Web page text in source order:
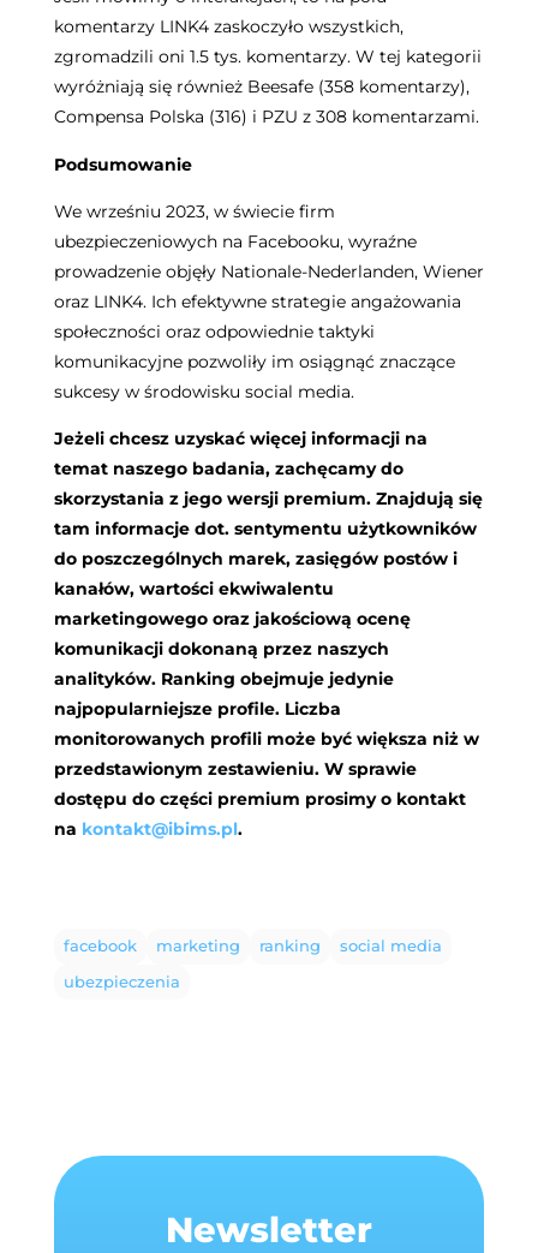
komentarzy LINK4 zaskoczyło wszystkich,
zgromadzili oni 1.5 tys. komentarzy. W tej kategorii
wyróżniają się również Beesafe (358 komentarzy),
Compensa Polska (316) i PZU z 308 komentarzami.
Podsumowanie
We wrześniu 2023, w świecie firm
ubezpieczeniowych na Facebooku, wyraźne
prowadzenie objęły Nationale-Nederlanden, Wiener
oraz LINK4. Ich efektywne strategie angażowania
społeczności oraz odpowiednie taktyki
komunikacyjne pozwoliły im osiągnąć znaczące
sukcesy w środowisku social media.
Jeżeli chcesz uzyskać więcej informacji na
temat naszego badania, zachęcamy do
skorzystania z jego wersji premium. Znajdują się
tam informacje dot. sentymentu użytkowników
do poszczególnych marek, zasięgów postów i
kanałów, wartości ekwiwalentu
marketingowego oraz jakościową ocenę
komunikacji dokonaną przez naszych
analityków. Ranking obejmuje jedynie
najpopularniejsze profile. Liczba
monitorowanych profili może być większa niż w
przedstawionym zestawieniu. W sprawie
dostępu do części premium prosimy o kontakt
na kontakt@ibims.pl.
facebook marketing ranking
social media
ubezpieczenia
Newsletter